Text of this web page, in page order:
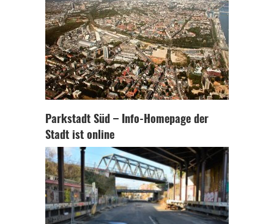
Parkstadt Süd – Info-Homepage der
Stadt ist online